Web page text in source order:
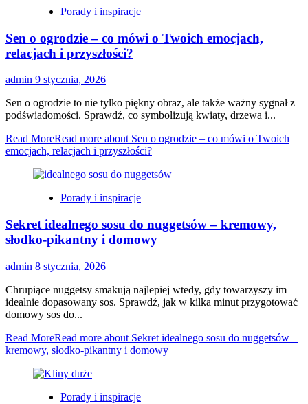
Porady i inspiracje
Sen o ogrodzie – co mówi o Twoich emocjach,
relacjach i przyszłości?
admin 9 stycznia, 2026
Sen o ogrodzie to nie tylko piękny obraz, ale także ważny sygnał z
podświadomości. Sprawdź, co symbolizują kwiaty, drzewa i...
Read MoreRead more about Sen o ogrodzie – co mówi o Twoich
emocjach, relacjach i przyszłości?
Porady i inspiracje
Sekret idealnego sosu do nuggetsów – kremowy,
słodko-pikantny i domowy
admin 8 stycznia, 2026
Chrupiące nuggetsy smakują najlepiej wtedy, gdy towarzyszy im
idealnie dopasowany sos. Sprawdź, jak w kilka minut przygotować
domowy sos do...
Read MoreRead more about Sekret idealnego sosu do nuggetsów –
kremowy, słodko-pikantny i domowy
Porady i inspiracje